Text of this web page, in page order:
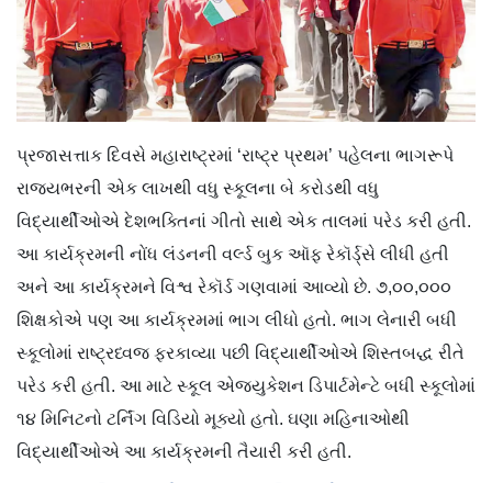
પ્રજાસત્તાક દિવસે મહારાષ્ટ્રમાં ‘રાષ્ટ્ર પ્રથમ’ પહેલના ભાગરૂપે
રાજ્યભરની એક લાખથી વધુ સ્કૂલના બે કરોડથી વધુ
વિદ્યાર્થીઓએ દેશભક્તિનાં ગીતો સાથે એક તાલમાં પરેડ કરી હતી.
આ કાર્યક્રમની નોંધ લંડનની વર્લ્ડ બુક ઑફ રેકૉર્ડ્સે લીધી હતી
અને આ કાર્યક્રમને વિશ્વ રેકૉર્ડ ગણવામાં આવ્યો છે. ૭,૦૦,૦૦૦
શિક્ષકોએ પણ આ કાર્યક્રમમાં ભાગ લીધો હતો. ભાગ લેનારી બધી
સ્કૂલોમાં રાષ્ટ્રધ્વજ ફરકાવ્યા પછી વિદ્યાર્થીઓએ શિસ્તબદ્ધ રીતે
પરેડ કરી હતી. આ માટે સ્કૂલ એજ્યુકેશન ડિપાર્ટમેન્ટે બધી સ્કૂલોમાં
૧૪ મિનિટનો ટર્નિંગ વિડિયો મૂક્યો હતો. ઘણા મહિનાઓથી
વિદ્યાર્થીઓએ આ કાર્યક્રમની તૈયારી કરી હતી.